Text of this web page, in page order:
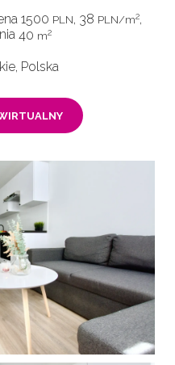
1500 PLN, 38 PLN/m2,
40 m2
Polska